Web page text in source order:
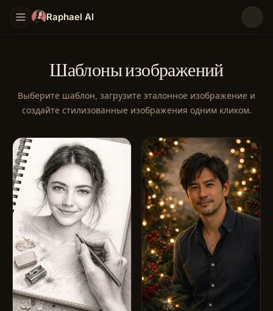
Raphael AI
Шаблоны изображений
Выберите шаблон, загрузите эталонное изображение и
создайте стилизованные изображения одним кликом.